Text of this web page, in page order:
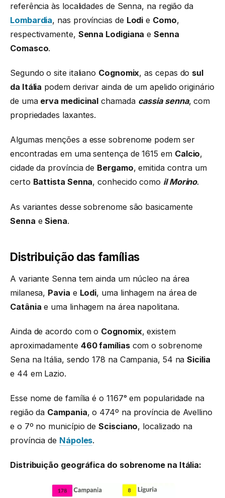
referência às localidades de Senna, na região da
Lombardia, nas províncias de Lodi e Como,
respectivamente, Senna Lodigiana eSenna
Comasco.
Segundo o site italiano Cognomix, as cepas do sul
da Itália podem derivar ainda de um apelido originário
de uma erva medicinal chamada cassia senna, com
propriedades laxantes.
Algumas menções a esse sobrenome podem ser
encontradas em uma sentença de 1615 em Calcio,
cidade da província de Bergamo, emitida contra um
certo Battista Senna, conhecido como il Morino.
As variantes desse sobrenome são basicamente
Senna eSiena.
Distribuição das famílias
A variante Senna tem ainda um núcleo na área
milanesa, Pavia e Lodi, uma linhagem na área de
Catânia e uma linhagem na área napolitana.
Ainda de acordo com o Cognomix, existem
aproximadamente 460 famíliascom o sobrenome
Sena na Itália, sendo 178 na Campania, 54 naSicilia
e 44 em Lazio.
Esse nome de família é o 1167° em popularidade na
região da Campania, o 474º na província de Avellino
e o 7º no município deScisciano, localizado na
província de Nápoles.
Distribuição geográfica do sobrenome na Itália: